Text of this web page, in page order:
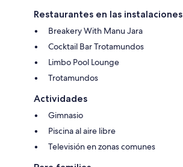
Restaurantes en las instalaciones
Breakery With Manu Jara
Cocktail Bar Trotamundos
Limbo Pool Lounge
Trotamundos
Actividades
Gimnasio
Piscina al aire libre
Televisión en zonas comunes